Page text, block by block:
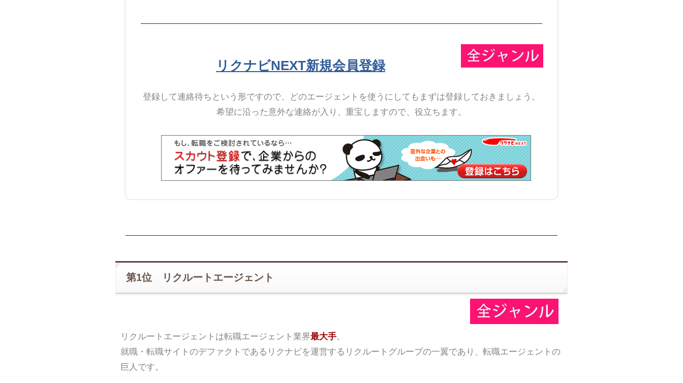
リクナビNEXT新規会員登録
登録して連絡待ちという形ですので、どのエージェントを使うにしてもまずは登録しておきましょう。
希望に沿った意外な連絡が入り、重宝しますので、役立ちます。
第1位 リクルートエージェント
リクルートエージェントは転職エージェント業界最大手。
就職・転職サイトのデファクトであるリクナビを運営するリクルートグループの一翼であり、転職エージェントの
巨人です。